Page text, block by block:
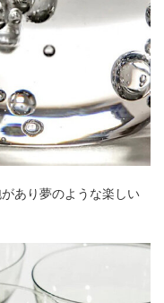
あり夢のような楽しい